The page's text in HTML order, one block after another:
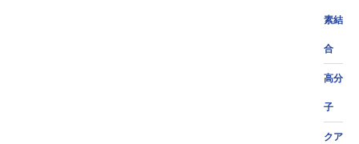
素結
合
高分
子
クア